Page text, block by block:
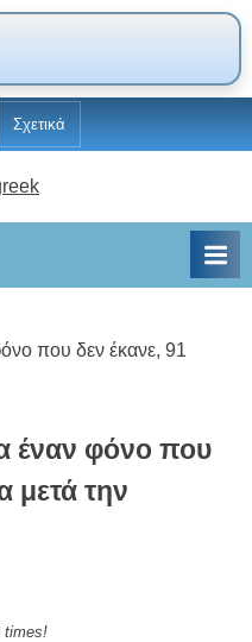
Σχετικά
U
k
Ειδήσεις
και
έναν φόνο που
μετά την
times!